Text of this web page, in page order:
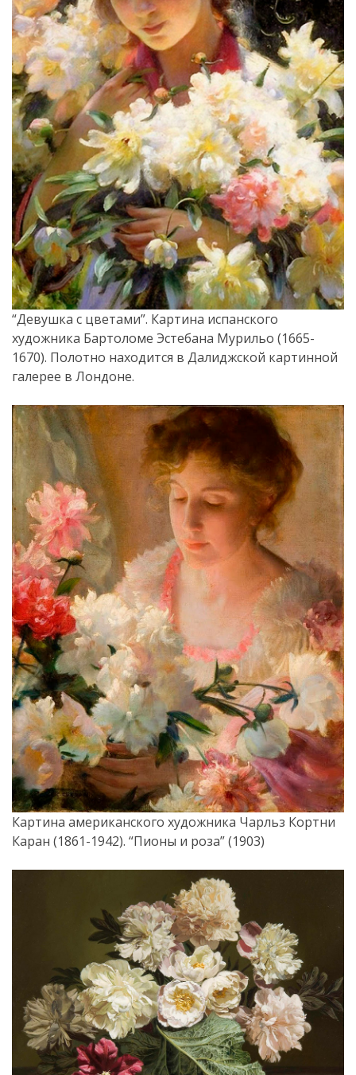
“Девушка с цветами”. Картина испанского
художника Бартоломе Эстебана Мурильо (1665-
1670). Полотно находится в Далиджской картинной
галерее в Лондоне.
Картина американского художника Чарльз Кортни
Каран (1861-1942). “Пионы и роза” (1903)